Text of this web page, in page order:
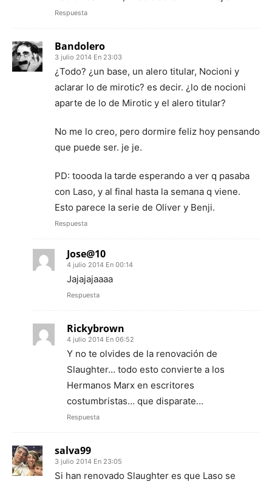
Respuesta
Bandolero
3 julio 2014 En 23:03
¿Todo? ¿un base, un alero titular, Nocioni y
aclarar lo de mirotic? es decir. ¿lo de nocioni
aparte de lo de Mirotic y el alero titular?
No me lo creo, pero dormire feliz hoy pensando
que puede ser. je je.
PD: toooda la tarde esperando a ver q pasaba
con Laso, y al final hasta la semana q viene.
Esto parece la serie de Oliver y Benji.
Respuesta
Jose@10
4 julio 2014 En 00:14
Jajajajaaaa
Respuesta
Rickybrown
4 julio 2014 En 06:52
Y no te olvides de la renovación de
Slaughter… todo esto convierte a los
Hermanos Marx en escritores
costumbristas… que disparate…
Respuesta
salva99
3 julio 2014 En 23:05
Si han renovado Slaughter es que Laso se